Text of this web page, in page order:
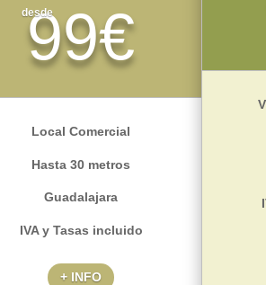
desde
99€
Local Comercial
Hasta 30 metros
Guadalajara
IVA y Tasas incluido
+ INFO